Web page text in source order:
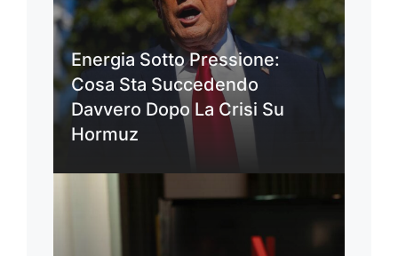
Energia Sotto Pressione:
Cosa Sta Succedendo
Davvero Dopo La Crisi Su
Hormuz